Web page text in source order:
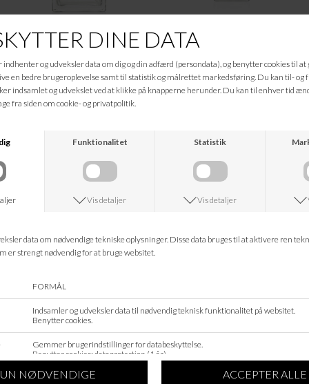
P05 - EAU DE PARFUM 100 ML
DKK 790,-
P05 - EAU DE PARFUM 15 ML
DKK 350,-
ÆRLIG
DKK 790,-